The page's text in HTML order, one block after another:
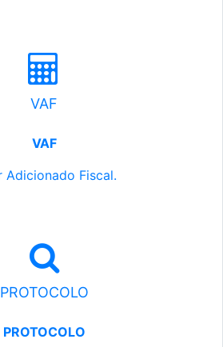
VAF
VAF
Adicionado Fiscal.
PROTOCOLO
PROTOCOLO